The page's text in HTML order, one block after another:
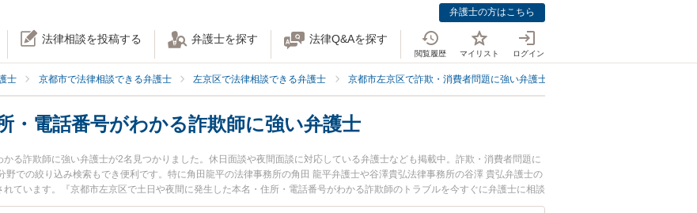
弁護士の方はこちら
法律相談を投稿する 弁護士を探す 法律Q&Aを探す
閲覧履歴 マイリスト ログイン
士 京都市で法律相談できる弁護士 左京区で法律相談できる弁護士 京都市左京区で詐欺・消費者問題に強い弁護士
・電話番号がわかる詐欺師に強い弁護士
る詐欺師に強い弁護士が2名見つかりました。休日面談や夜間面談に対応している弁護士なども掲載中。詐欺・消費者問題に
での絞り込み検索もでき便利です。特に角田龍平の法律事務所の角田 龍平弁護士や谷澤貴弘法律事務所の谷澤 貴弘弁護士の
ています。『京都市左京区で土日や夜間に発生した本名・住所・電話番号がわかる詐欺師のトラブルを今すぐに弁護士に相談
ラブル解決の実績豊富な近くの弁護士を検索したい』『初回相談無料で本名・住所・電話番号がわかる詐欺師を法律相談でき